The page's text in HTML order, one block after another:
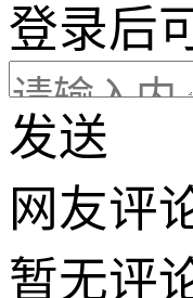
登录后
发送
网友评
暂无评